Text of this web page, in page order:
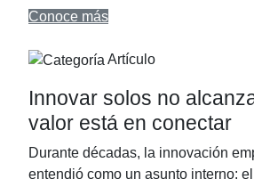
Conoce más
Artículo
Innovar solos no
valor está en conectar
Durante décadas, la innovación
entendió como un asunto interno: